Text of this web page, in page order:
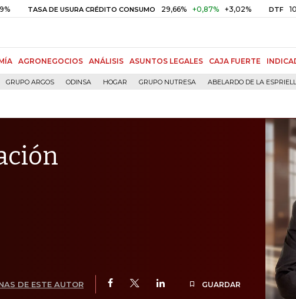
DE USURA CRÉDITO CONSUMO 29,66% +0,87% +3,02% DTF 10,34%
AGRONEGOCIOS ANÁLISIS ASUNTOS LEGALES CAJA FUERTE
GRUPO ARGOS ODINSA HOGAR GRUPO NUTRESA ABELARDO DE LA
DE ESTE AUTOR GUARDAR